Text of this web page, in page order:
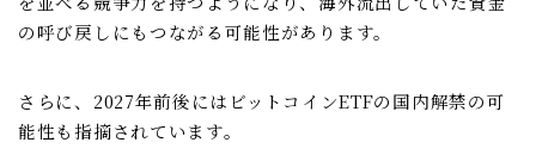
の呼び戻しにもつながる可能性があります。
さらに、2027年前後にはビットコインETFの国内解禁の可
能性も指摘されています。